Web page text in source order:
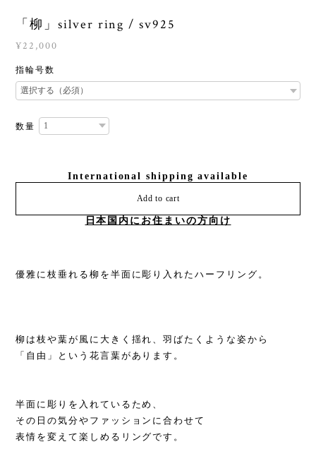
「柳」silver ring / sv925
¥22,000
指輪号数
数量
International shipping available
Add to cart
日本国内にお住まいの方向け
優雅に枝垂れる柳を半面に彫り入れたハーフリング。
柳は枝や葉が風に大きく揺れ、羽ばたくような姿から
「自由」という花言葉があります。
半面に彫りを入れているため、
その日の気分やファッションに合わせて
表情を変えて楽しめるリングです。